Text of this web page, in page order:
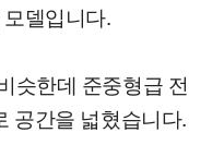
델입니다.
슷한데 준중형급 전
공간을 넓혔습니다.